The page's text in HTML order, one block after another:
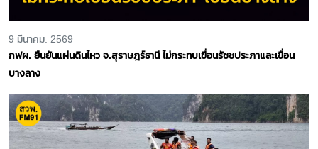
9 มีนาคม. 2569
กฟผ. ยืนยันแผ่นดินไหว จ.สุราษฎร์ธานี ไม่กระทบเขื่อนรัชชประภาและเขื่อน
บางลาง